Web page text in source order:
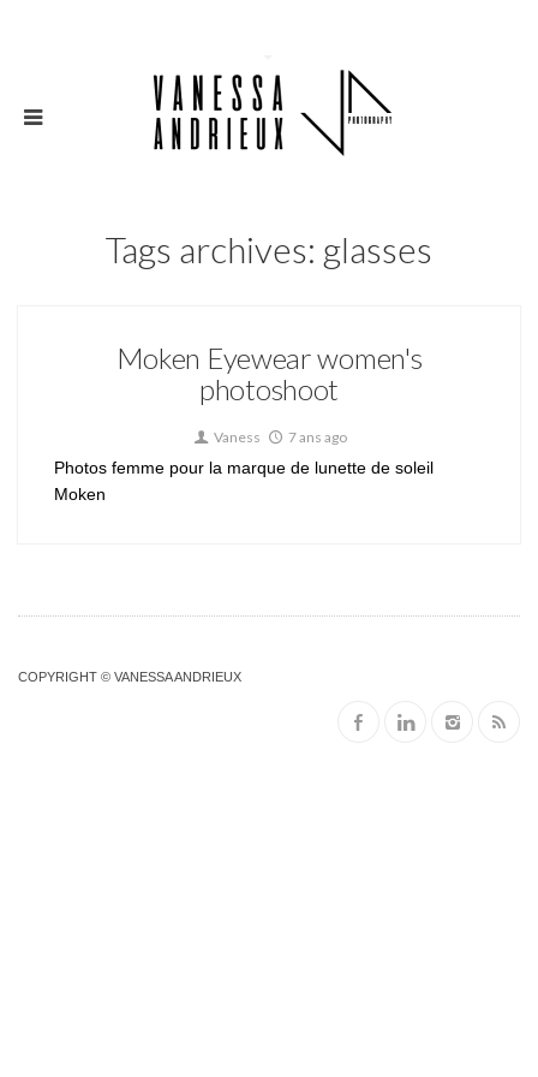
Tags archives: glasses
Moken Eyewear women's
photoshoot
Vaness 7 ans ago
Photos femme pour la marque de lunette de soleil
Moken
COPYRIGHT © VANESSA ANDRIEUX